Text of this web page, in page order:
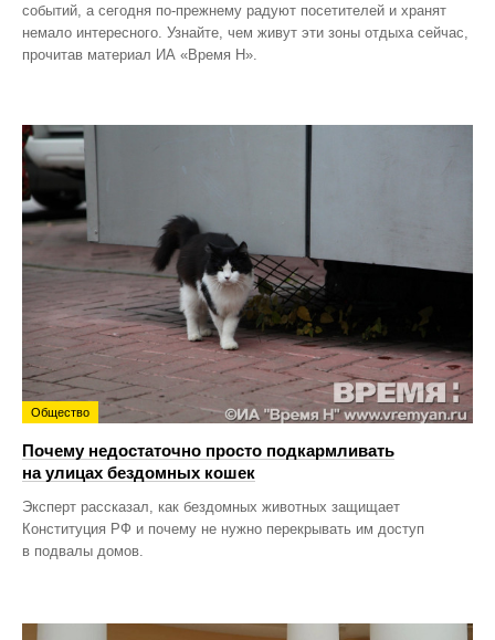
событий, а сегодня по‑прежнему радуют посетителей и хранят
немало интересного. Узнайте, чем живут эти зоны отдыха сейчас,
прочитав материал ИА «Время Н».
Общество
Почему недостаточно просто подкармливать
на улицах бездомных кошек
Эксперт рассказал, как бездомных животных защищает
Конституция РФ и почему не нужно перекрывать им доступ
в подвалы домов.